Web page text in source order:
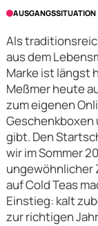
AUSGANGSSITUATION
Als
aus dem
Marke ist längst
Meßmer heute
zum eigenen
Geschenkboxen
gibt. Den
wir im Sommer
ungewöhnlicher
auf Cold Teas
Einstieg: kalt
zur richtigen